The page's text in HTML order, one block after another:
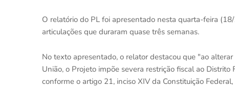
O relatório do PL foi apresentado nesta quarta-feira
articulações que duraram quase três semanas.
No texto apresentado, o relator destacou que "ao
União, o Projeto impõe severa restrição fiscal ao
conforme o artigo 21, inciso XIV da Constituição